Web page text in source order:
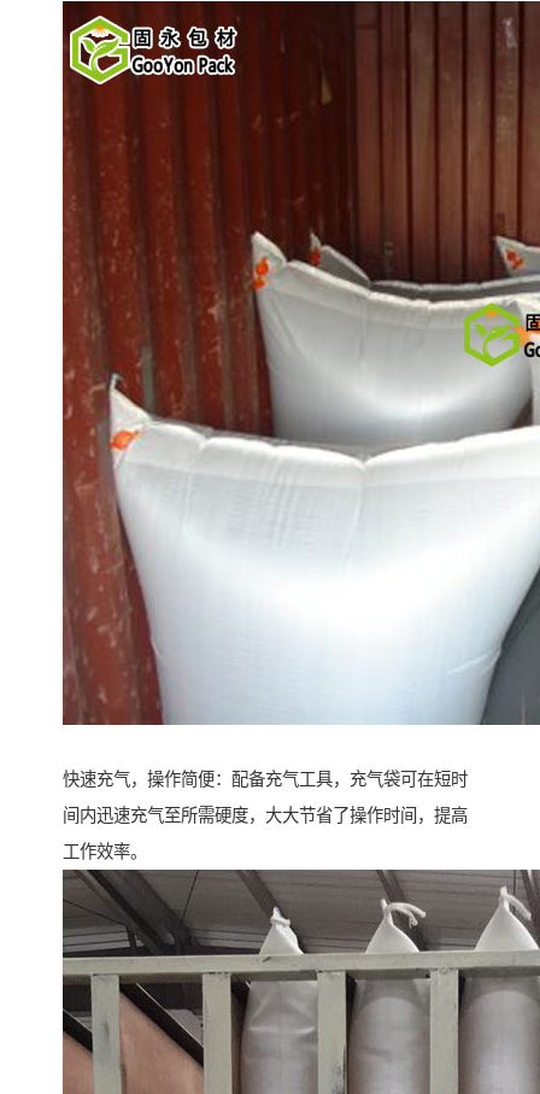
快速充气，操作简便：配备充气工具，充气袋可在短时
间内迅速充气至所需硬度，大大节省了操作时间，提高
工作效率。